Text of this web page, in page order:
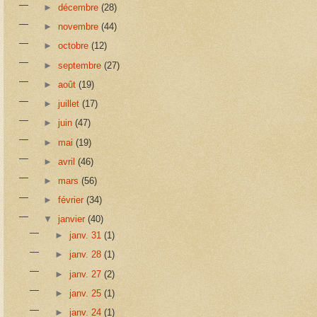
►décembre(28)
► novembre(44)
►octobre(12)
►septembre(27)
►août(19)
►juillet(17)
►juin(47)
► mai(19)
►avril(46)
►mars(56)
►février(34)
▼janvier(40)
► janv. 31 (1)
► janv. 28 (1)
► janv. 27 (2)
► janv. 25 (1)
► janv. 24 (1)